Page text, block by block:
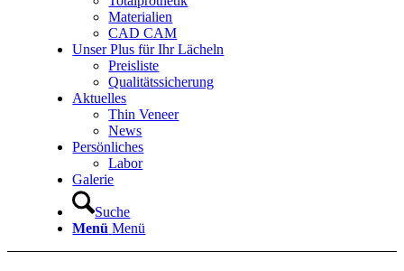
Materialien
CAD CAM
Unser Plus für Ihr Lächeln
Preisliste
Qualitätssicherung
Aktuelles
Thin Veneer
News
Persönliches
Labor
Galerie
Suche
Menü Menü